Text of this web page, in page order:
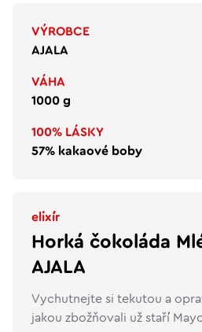
VÝROBCE
AJALA
VÁHA
1000 g
100% LÁSKY
57% kakaové boby
elixír
Horká čokoláda
AJALA
Vychutnejte si tekutou a
jakou zbožňovali už staří